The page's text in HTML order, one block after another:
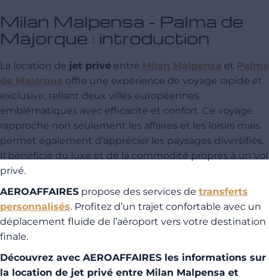
Milan Malpensa - Palma de
Majorque : introduction
La location de jet privé entre Milan Malpensa et Palma
de Majorque offre une expérience de voyage rapide et
exclusive, reliant deux villes européennes
emblématiques avec efficacité et confort. Ce voyage
rapproche non seulement les affaires et les loisirs mais
permet également d’apprécier les paysages diversifiés.
Il bénéficie du luxe et de la commodité propres à un vol
privé.
AEROAFFAIRES propose des services de transferts
personnalisés. Profitez d’un trajet confortable avec un
déplacement fluide de l’aéroport vers votre destination
finale.
Découvrez avec AEROAFFAIRES les informations sur
la location de jet privé entre Milan Malpensa et